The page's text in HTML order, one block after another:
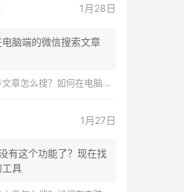
1月28日
脑端的微信搜索文章
么搜？如何在电脑上搜索公众号文章？
1月27日
有这个功能了？现在找
工具